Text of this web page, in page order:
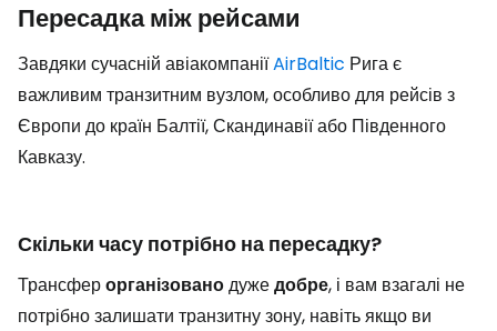
Пересадка між рейсами
Завдяки сучасній авіакомпаніїAirBaltic Рига є
важливим транзитним вузлом, особливо для рейсів з
Європи до країн Балтії, Скандинавії або Південного
Кавказу.
Скільки часу потрібно на пересадку?
Трансферорганізованодужедобре, і вам взагалі не
потрібно залишати транзитну зону, навіть якщо ви